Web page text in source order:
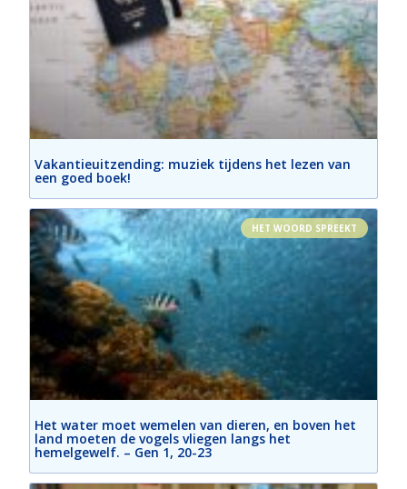
Vakantieuitzending: muziek tijdens het lezen van
een goed boek!
HET WOORD SPREEKT
Het water moet wemelen van dieren, en boven het
land moeten de vogels vliegen langs het
hemelgewelf. – Gen 1, 20-23